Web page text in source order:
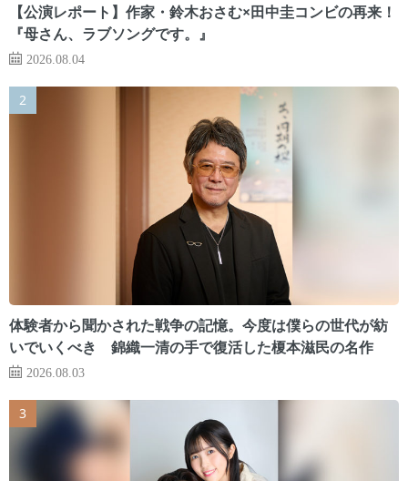
【公演レポート】作家・鈴木おさむ×田中圭コンビの再来！
『母さん、ラブソングです。』
2026.08.04
体験者から聞かされた戦争の記憶。今度は僕らの世代が紡
いでいくべき 錦織一清の手で復活した榎本滋民の名作
2026.08.03